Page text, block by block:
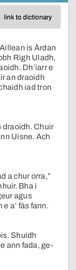
link to dictionary
is Àrdan
Rìgh Uladh,
Dh’iarr e
an draoidh
iad tron
draoidh. Chuir
Uisne. Ach
a chur orra,”
Bha i
agus
a’ fàs fann.
Shuidh
ann fada, ge-